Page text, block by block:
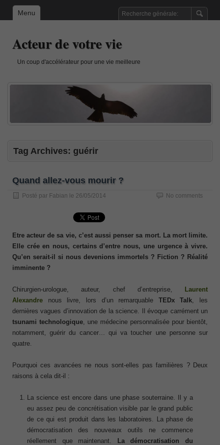
Menu
Acteur de votre vie
Un coup d'accélérateur pour une vie meilleure
Tag Archives: guérir
Quand allez-vous mourir ?
Posté par Fabian le 26/05/2014 No comments
Etre acteur de sa vie, c’est aussi penser sa mort. La mort limite.
Elle crée en nous, certains d’entre nous, une urgence à vivre.
Qu’en serait-il si nous devenions immortels ? Fiction ? Réalité
imminente ?
Chirurgien-urologue, auteur, chef d’entreprise, Laurent
Alexandre nous livre, lors d’un remarquable TEDx Talk , les
dernières vagues d’innovation de la science. Il évoque carrément un
tsunami technologique , une médecine personnalisée pour bientôt,
notamment, guérir du cancer… qui va toucher une personne sur
quatre.
Pourquoi ces avancées ne nous sont-elles pas familières ? Deux
raisons à cela dit-il :
La science est encore dans une phase souterraine. Il y a
eu assez peu de concrétisation visible par le grand public
de ce qui est produit dans les laboratoires. La phase de
démocratisation des nouveaux outils ne commence
réellement que maintenant. La démocratisation du